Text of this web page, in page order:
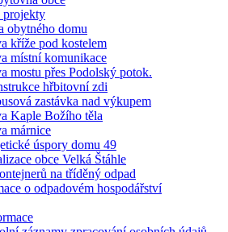
projekty
obytného domu
kříže pod kostelem
místní komunikace
mostu přes Podolský potok.
hřbitovní zdi
zastávka nad výkupem
Kaple Božího těla
márnice
úspory domu 49
obce Velká Štáhle
na tříděný odpad
o odpadovém hospodářství